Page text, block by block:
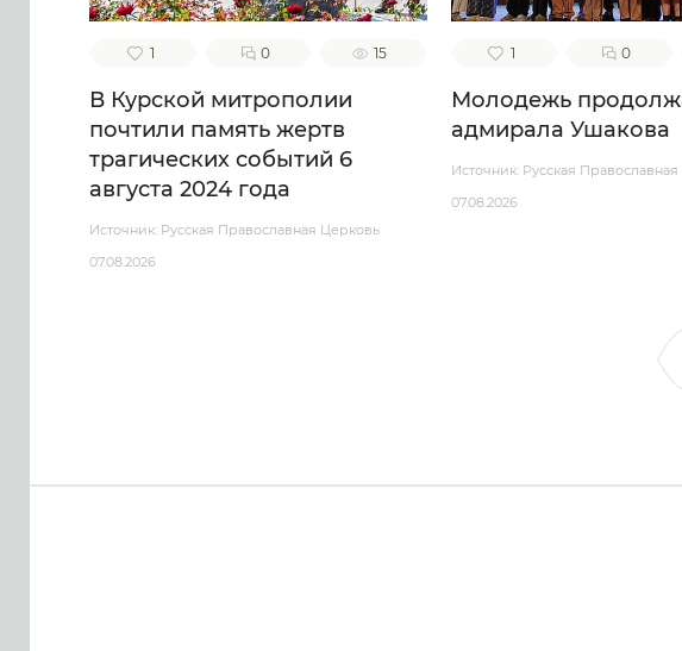
1 0 15
В Курской митрополии
почтили память жертв
трагических событий 6
августа 2024 года
Источник: Русская Православная Церковь
07.08.2026
1 0
Молодежь
адмирала Ушакова
Источник: Русская
07.08.2026